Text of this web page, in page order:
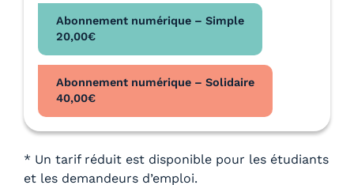
Abonnement numérique – Simple
20,00€
Abonnement numérique – Solidaire
40,00€
* Un tarif réduit est disponible pour les étudiants
et les demandeurs d’emploi.